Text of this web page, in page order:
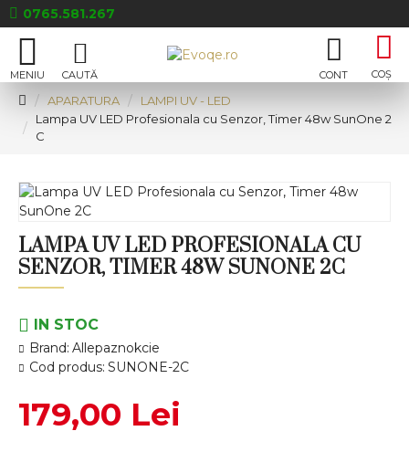
0765.581.267
APARATURA
LAMPI UV - LED
Lampa UV LED Profesionala cu Senzor, Timer 48w SunOne 2
C
LAMPA UV LED PROFESIONALA CU
SENZOR, TIMER 48W SUNONE 2C
IN STOC
Brand: Allepaznokcie
Cod produs: SUNONE-2C
179,00 Lei